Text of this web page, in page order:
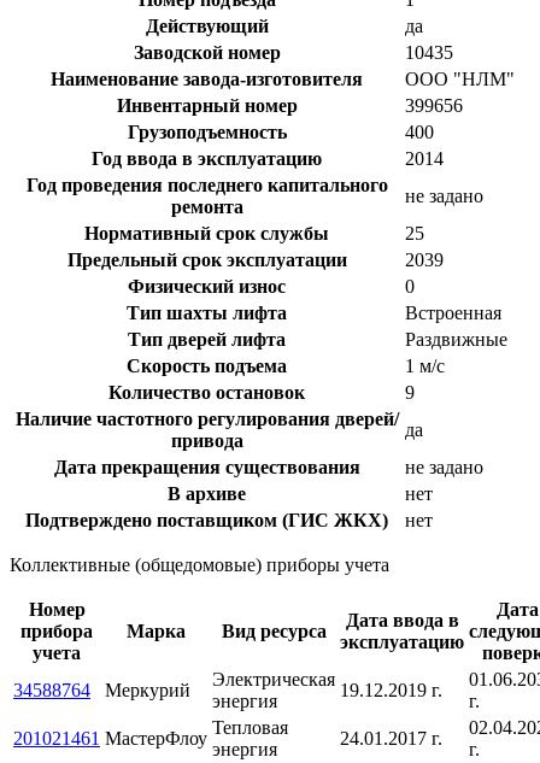
Действующий
да
Заводской номер
10435
Наименование завода-изготовителя
ООО "НЛМ"
Инвентарный номер
399656
Грузоподъемность
400
Год ввода в эксплуатацию
2014
Год проведения последнего капитального
ремонта
не задано
Нормативный срок службы
25
Предельный срок эксплуатации
2039
Физический износ
0
Тип шахты лифта
Встроенная
Тип дверей лифта
Раздвижные
Скорость подъема
1 м/с
Количество остановок
9
Наличие частотного регулирования дверей/
привода
да
Дата прекращения существования
не задано
В архиве
нет
Подтверждено поставщиком (ГИС ЖКХ)
нет
Коллективные (общедомовые) приборы учета
Номер
прибора
учета
Марка Вид ресурса
Дата ввода в
эксплуатацию
Дата
34588764
Меркурий
Электрическая
энергия
19.12.2019 г.
г.
201021461 МастерФлоу
Тепловая
энергия
24.01.2017 г.
г.